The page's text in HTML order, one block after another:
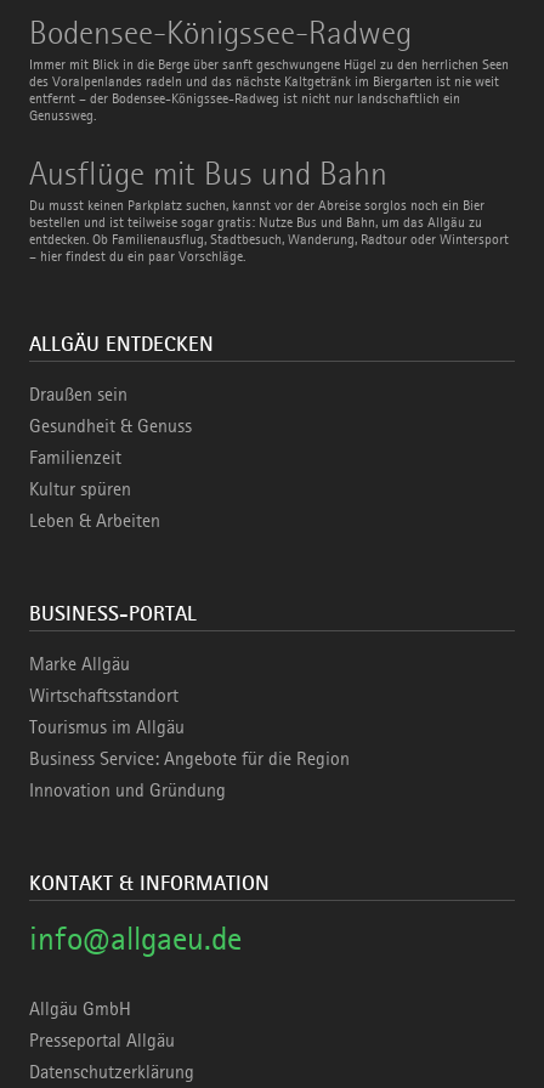
Bodensee-Königssee-Radweg
Immer mit Blick in die Berge über sanft geschwungene Hügel zu den herrlichen Seen
des Voralpenlandes radeln und das nächste Kaltgetränk im Biergarten ist nie weit
entfernt – der Bodensee-Königssee-Radweg ist nicht nur landschaftlich ein
Genussweg.
Bodensee-
Königssee-
Radweg
Ausflüge mit Bus und Bahn
Du musst keinen Parkplatz suchen, kannst vor der Abreise sorglos noch ein Bier
bestellen und ist teilweise sogar gratis: Nutze Bus und Bahn, um das Allgäu zu
entdecken. Ob Familienausflug, Stadtbesuch, Wanderung, Radtour oder Wintersport
– hier findest du ein paar Vorschläge.
Ausflüge
mit
Bus
und
Bahn
ALLGÄU ENTDECKEN
Draußen sein
Gesundheit & Genuss
Familienzeit
Kultur spüren
Leben & Arbeiten
BUSINESS-PORTAL
Marke Allgäu
Wirtschaftsstandort
Tourismus im Allgäu
Business Service: Angebote für die Region
Innovation und Gründung
KONTAKT & INFORMATION
info@allgaeu.de
Allgäu GmbH
Presseportal Allgäu
Datenschutzerklärung